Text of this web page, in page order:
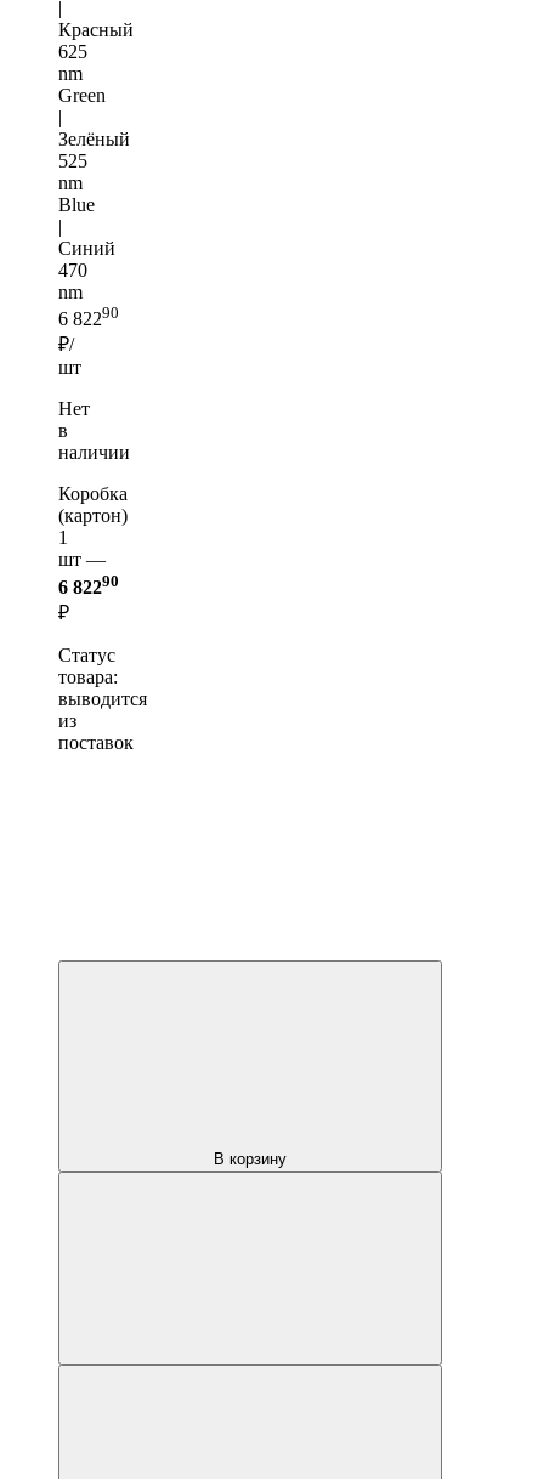
|
Красный
625
nm
Green
|
Зелёный
525
nm
Blue
|
Синий
470
nm
6 82290
₽/
шт
Нет
в
наличии
Коробка
(картон)
1
шт —
6 82290
₽
Статус
товара:
выводится
из
поставок
В корзину